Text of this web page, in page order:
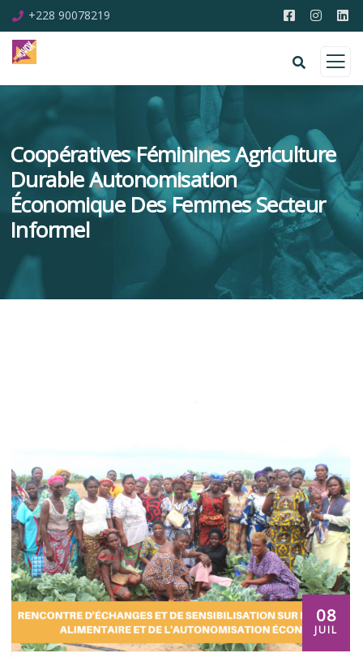
+228 90078219
Coopératives Féminines Agriculture
Durable Autonomisation
Économique Des Femmes Secteur
Informel
08
JUIL